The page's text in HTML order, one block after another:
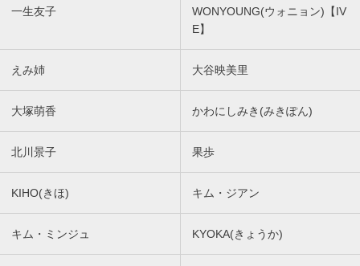
一生友子
WONYOUNG(ウォニョン)【IV
E】
えみ姉 大谷映美里
大塚萌香 かわにしみき(みきぽん)
北川景子 果歩
KIHO(きほ) キム・ジアン
キム・ミンジュ KYOKA(きょうか)